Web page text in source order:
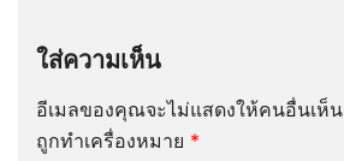
ใส่ความเห็น
อีเมลของคุณจะไม่แสดงให้คนอื่นเห็น
ถูกทำเครื่องหมาย *